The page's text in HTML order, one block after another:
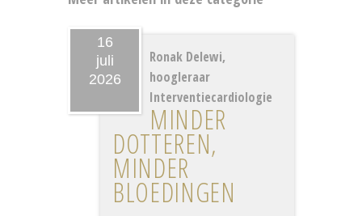
16
juli
2026
Ronak Delewi,
hoogleraar
Interventiecardiologie
MINDER
DOTTEREN,
MINDER
BLOEDINGEN